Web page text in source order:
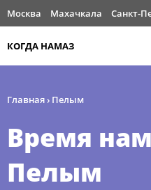
Москва Махачкала Санкт-
КОГДА НАМАЗ
Главная› Пелым
Время
Пелым